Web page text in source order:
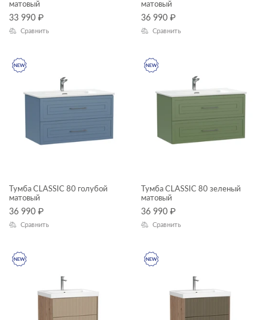
матовый
33 990 ₽
Сравнить
матовый
36 990 ₽
Сравнить
Тумба CLASSIC 80 голубой
матовый
36 990 ₽
Сравнить
Тумба CLASSIC 80 зеленый
матовый
36 990 ₽
Сравнить